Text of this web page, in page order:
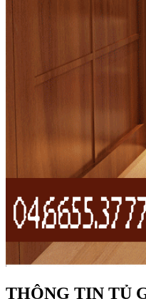
THÔNG TIN TỦ